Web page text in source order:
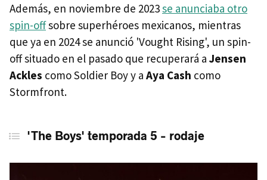
Además, en noviembre de 2023se anunciaba otro
spin-offsobre superhéroes mexicanos, mientras
que ya en 2024 se anunció 'Vought Rising', un spin-
off situado en el pasado que recuperará a Jensen
Ackles como Soldier Boy y a Aya Cash como
Stormfront.
'The Boys' temporada 5 - rodaje